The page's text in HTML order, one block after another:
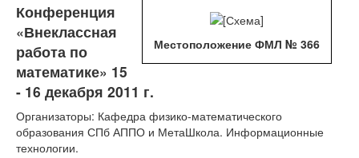
Конкурсы
Вебинары
Тесты
Книги
Игры
Местоположение ФМЛ № 366
Конференция
«Внеклассная
работа по
математике» 15
- 16 декабря 2011 г.
Организаторы: Кафедра физико-математического
образования СПб АППО и МетаШкола. Информационные
технологии.